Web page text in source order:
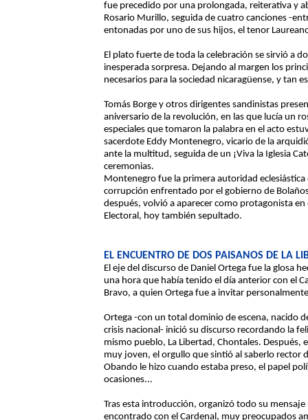
fue precedido por una prolongada, reiterativa y
Rosario Murillo, seguida de cuatro canciones -
entonadas por uno de sus hijos, el tenor
El plato fuerte de toda la celebración se sirvió a
inesperada sorpresa. Dejando al margen los
necesarios para la sociedad nicaragüense, y tan
Tomás Borge y otros dirigentes sandinistas
aniversario de la revolución, en las que lucía un
especiales que tomaron la palabra en el acto
sacerdote Eddy Montenegro, vicario de la
ante la multitud, seguida de un ¡Viva la Iglesia
ceremonias.
Montenegro fue la primera autoridad
corrupción enfrentado por el gobierno de
después, volvió a aparecer como protagonista
Electoral, hoy también sepultado.
EL ENCUENTRO DE DOS PAISANOS DE LA
El eje del discurso de Daniel Ortega fue la glosa
una hora que había tenido el día anterior con el
Bravo, a quien Ortega fue a invitar
Ortega -con un total dominio de escena, nacido
crisis nacional- inició su discurso recordando la
mismo pueblo, La Libertad, Chontales.
muy joven, el orgullo que sintió al saberlo rector
Obando le hizo cuando estaba preso, el papel
ocasiones...
Tras esta introducción, organizó todo su
encontrado con el Cardenal, muy preocupados